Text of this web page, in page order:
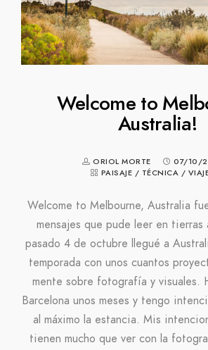
Welcome to
Australia!
ORIOL MORTE
07/10/
PAISAJE / TÉCNICA /
Welcome to Melbourne, Australia
mensajes que pude leer en tierras
pasado 4 de octubre llegué a
temporada con unos cuantos
mente sobre fotografía y visuales.
Barcelona unos meses y tengo
al máximo la estancia. Mis
tienen mucho que ver con la